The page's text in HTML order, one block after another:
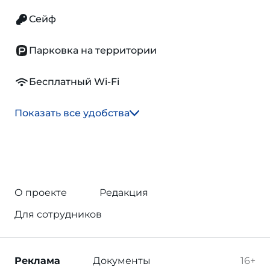
Сейф
Парковка на территории
Бесплатный Wi-Fi
Показать все удобства
О проекте
Редакция
Для сотрудников
16+
Реклама Документы